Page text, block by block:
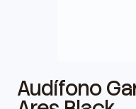
Audífono